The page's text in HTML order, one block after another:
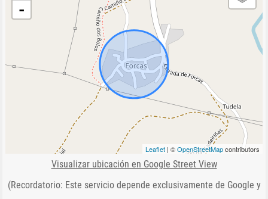
-
Leaflet | ©OpenStreetMapcontributors
Visualizar ubicación en Google Street View
(Recordatorio: Este servicio depende exclusivamente de Google y